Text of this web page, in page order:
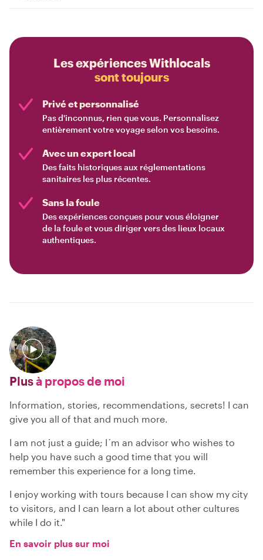
Les expériences Withlocals
sont toujours
Privé et personnalisé
Pas d'inconnus, rien que vous. Personnalisez
entièrement votre voyage selon vos besoins.
Avec un expert local
Des faits historiques aux réglementations
sanitaires les plus récentes.
Sans la foule
Des expériences conçues pour vous éloigner
de la foule et vous diriger vers des lieux locaux
authentiques.
Plusà propos de moi
Information, stories, recommendations, secrets! I can
give you all of that and much more.
I am not just a guide; I´m an advisor who wishes to
help you have such a good time that you will
remember this experience for a long time.
I enjoy working with tours because I can show my city
to visitors, and I can learn a lot about other cultures
while I do it."
En savoir plus sur moi